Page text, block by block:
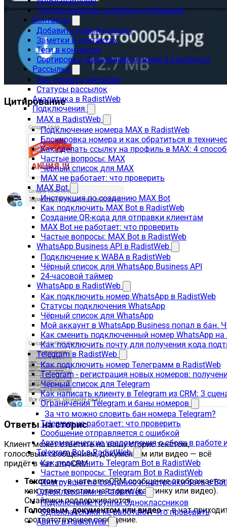
Частые вопросы: шаблоны сообщений
Контакты
Добавить новый контакт
Заметки в контактах
Теги в контактах
Сортировка, фильтрация и поиск в контактах
Рассылки
Как сделать рассылку
Статусы рассылок
Аналитика в RadistWeb
Подключения
MAX в RadistWeb
Подключение номера MAX в RadistWeb
Блокировка номера и как обратиться в
Как сделать ссылку на профиль в MAX: 4
Частые вопросы: MAX
Чёрный список для MAX
MAX не работает: что проверить
MAX Bot
Инструкция по созданию MAX Bot
Как подключить MAX Bot в RadistWeb
Создание QR-кода для отправки клиентам
MAX Bot не работает: что проверить
Частые вопросы: MAX Bot в RadistWeb
WhatsApp Business API в RadistWeb
Подключение к WABA в RadistWeb
Чёрный список для WhatsApp Business API
24-часовой таймер
WhatsApp в RadistWeb
Как подключить номер WhatsApp в RadistWeb
Статусы подключения WhatsApp
Чёрный список для WhatsApp
Мой аккаунт в WhatsApp Business попал в бан.
Как сменить подключенный номер WhatsApp на
Как подключить почту для получения кода
Telegram в RadistWeb
Как подключить номер Телеграмм в RadistWeb
Telegram - регистрация новых номеров:
Чёрный список для Telegram
Как написать клиенту в Telegram из CRM: 3
Ограничения Telegram и баны номеров
За что можно словить бан номера Telegram?
Telegram не работает: что проверить
Сообщение отправляется с ошибкой
Автоматические уведомления о сбоях в работе
Telegram Bot в RadistWeb
Как подключить Telegram Bot в RadistWeb
Частые вопросы: Telegram Bot в RadistWeb
Инструкция по созданию и настройки бота в
Одноклассники в RadistWeb
Подключение группы Одноклассников
Одноклассники не работают: что проверить
Авито в RadistWeb
Цитирование
Ответы на сторис
Клиент может ответить на вашу сторис текстом,
голосовым сообщением, документом или видео — всё
придёт в чат amoCRM.
Текстом— в чате amoCRM сообщение отображается
как ответ текстом на сторис (картинку или видео).
Смайлики поддерживаются.
Голосовым, документом или видео— в чат
соответствующее сообщение.